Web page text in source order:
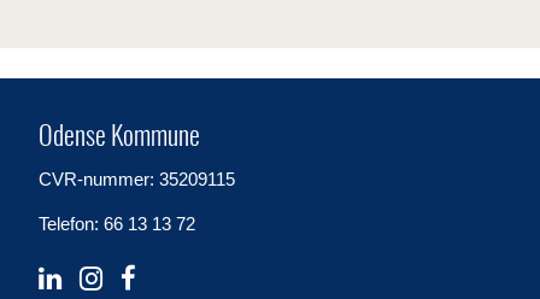
Odense Kommune
CVR-nummer: 35209115
Telefon: 66 13 13 72